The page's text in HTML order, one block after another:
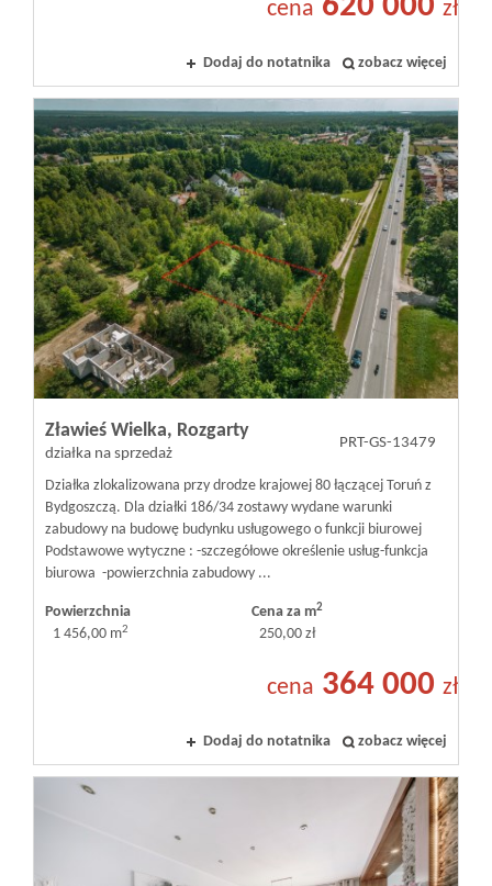
cena 620 000 zł
Dodaj do notatnika zobacz więcej
Zławieś Wielka, Rozgarty
działka na sprzedaż
PRT-GS-13479
Działka zlokalizowana przy drodze krajowej 80 łączącej Toruń z
Bydgoszczą. Dla działki 186/34 zostawy wydane warunki
zabudowy na budowę budynku usługowego o funkcji biurowej
Podstawowe wytyczne : -szczegółowe określenie usług-funkcja
biurowa -powierzchnia zabudowy ...
Powierzchnia
1 456,00 m2
Cena za m2
250,00 zł
cena 364 000 zł
Dodaj do notatnika zobacz więcej